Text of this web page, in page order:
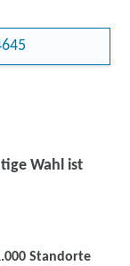
Wahl ist
Standorte